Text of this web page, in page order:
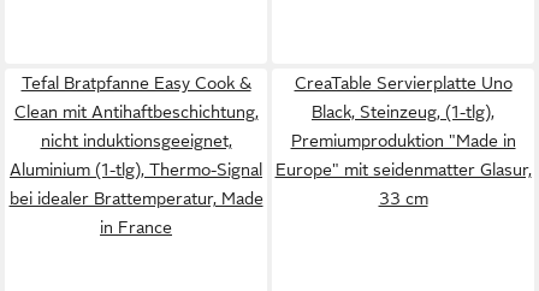
Tefal Bratpfanne Easy Cook &
Clean mit Antihaftbeschichtung,
nicht induktionsgeeignet,
Aluminium (1-tlg), Thermo-Signal
bei idealer Brattemperatur, Made
in France
CreaTable Servierplatte Uno
Black, Steinzeug, (1-tlg),
Premiumproduktion "Made in
Europe" mit seidenmatter Glasur,
33 cm